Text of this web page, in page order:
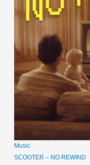
Music
SCOOTER – NO REWIND